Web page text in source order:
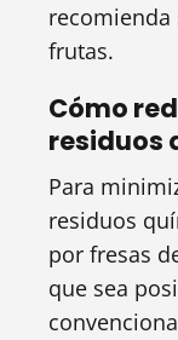
recomienda
frutas.
Cómo
residuos
Para
residuos
por fresas
que sea